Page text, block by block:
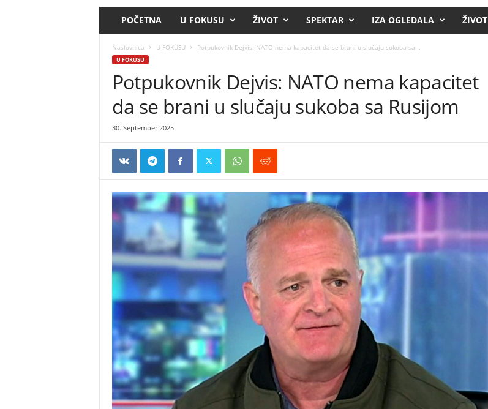
POČETNA U FOKUSU ŽIVOT SPEKTAR IZA OGLEDALA ŽIVOT
Naslovnica U FOKUSU Potpukovnik Dejvis: NATO nema kapacitet da se brani u slučaju sukoba sa...
U FOKUSU
Potpukovnik Dejvis: NATO nema kapacitet
da se brani u slučaju sukoba sa Rusijom
30. September 2025.